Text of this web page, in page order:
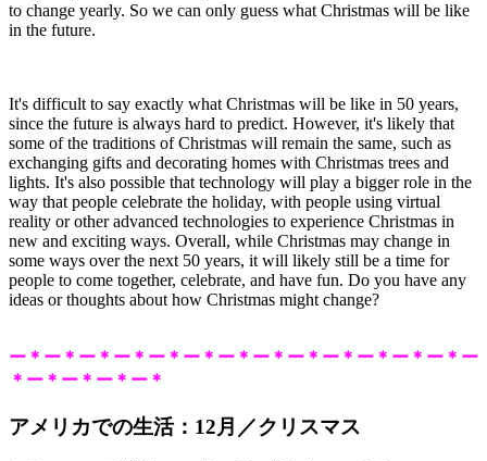
to change yearly. So we can only guess what Christmas will be like
in the future.
It's difficult to say exactly what Christmas will be like in 50 years,
since the future is always hard to predict. However, it's likely that
some of the traditions of Christmas will remain the same, such as
exchanging gifts and decorating homes with Christmas trees and
lights. It's also possible that technology will play a bigger role in the
way that people celebrate the holiday, with people using virtual
reality or other advanced technologies to experience Christmas in
new and exciting ways. Overall, while Christmas may change in
some ways over the next 50 years, it will likely still be a time for
people to come together, celebrate, and have fun. Do you have any
ideas or thoughts about how Christmas might change?
ー＊ー＊ー＊ー＊ー＊ー＊ー＊ー＊ー＊ー＊ー＊ー＊ー＊ー
＊ー＊ー＊ー＊ー＊
アメリカでの生活：12月／クリスマス